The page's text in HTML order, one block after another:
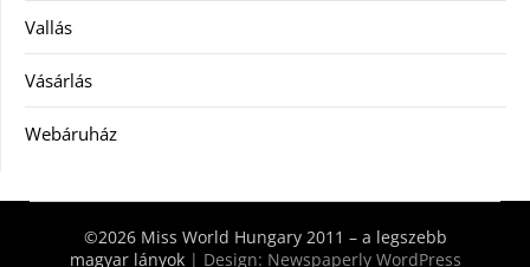
Vallás
Vásárlás
Webáruház
©2026 Miss World Hungary 2011 – a legszebb
magyar lányok | Design: Newspaperly WordPress